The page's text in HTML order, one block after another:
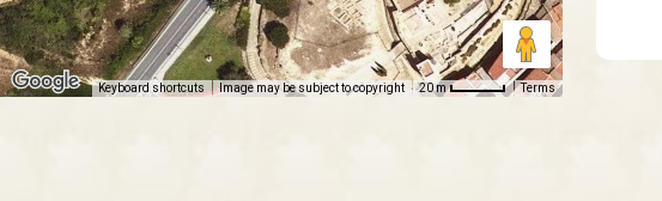
Keyboard shortcuts Image may be subject to copyright 20 m Terms